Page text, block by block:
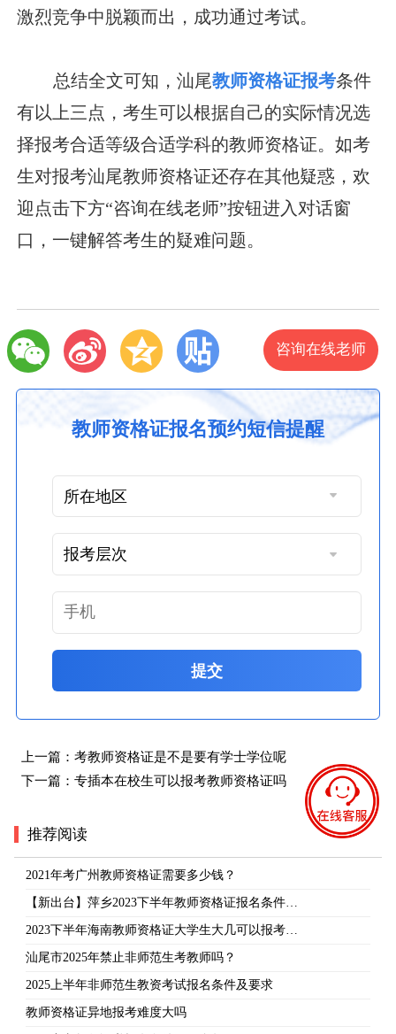
激烈竞争中脱颖而出，成功通过考试。
总结全文可知，汕尾教师资格证报考条件
有以上三点，考生可以根据自己的实际情况选
择报考合适等级合适学科的教师资格证。如考
生对报考汕尾教师资格证还存在其他疑惑，欢
迎点击下方“咨询在线老师”按钮进入对话窗
口，一键解答考生的疑难问题。
咨询在线老师
教师资格证报名预约短信提醒
提交
上一篇： 考教师资格证是不是要有学士学位呢
下一篇： 专插本在校生可以报考教师资格证吗
推荐阅读
2021年考广州教师资格证需要多少钱？
【新出台】萍乡2023下半年教师资格证报名条件…
2023下半年海南教师资格证大学生大几可以报考…
汕尾市2025年禁止非师范生考教师吗？
2025上半年非师范生教资考试报名条件及要求
教师资格证异地报考难度大吗